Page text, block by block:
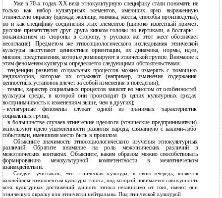
Уже в 70-х годах ХХ века этнокультурную специфику стали понимать не
только как набор культурных элементов, имеющих ярко выраженную
этническую окраску (одежда, жилище, мимика, жесты, способы производства),
но и как специфику соединения этих элементов (широко известный пример:
русские приветствуют друг друга кивком головы по вертикали, а болгары –
покачиванием из стороны в сторону, у русских же этот жест обозначает
несогласие). Предметом же этносоциологического исследования этнической
культуры выступают ценностные ориентации, их динамика, нормы, идеи,
мнения, представления, которые доминируют в этнической группе. Внимание к
этим феноменам культуры определяется следующими обстоятельствами:
– тенденции развития социальных процессов можно измерять с помощью
индикаторов, которые их отражают (например, изменение содержания
ценностных установок влечет за собой изменения в поведении);
– темпы, характер социальных процессов зависят во многом от особенностей
культуры среды, в которой они происходят (в одних культурных средах
восприимчивость к изменениям выше, чем в других);
– культурные феномены служат одной из значимых характеристик
социальных групп;
– в большинстве случаев этнические идеологи (этнические предприниматели)
используют идею ущемленности развития народа, связанную с какими-либо
событиями, имевшими место быть в прошлом.
Объясните значимость этносоциологического изучения этнокультурных
различий. Обратите внимание на роль межэтнических различий в
межэтнических контактах. Объясните, каким образом можно способствовать
формированию межкультурной компетентности в межэтническом
взаимодействии.
Следует учитывать, что этническая культура, в свою очередь, является
важнейшим компонентом культуры этноса, под которой понимается совокупность
всех культурных достижений данного этноса независимо от того, имеют они
этническую окраску или этнически нейтральны. Под этнической культурой